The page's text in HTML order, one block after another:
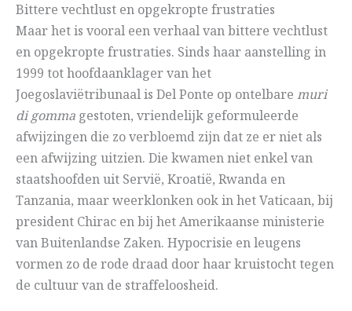
Bittere vechtlust en opgekropte frustraties
Maar het is vooral een verhaal van bittere vechtlust
en opgekropte frustraties. Sinds haar aanstelling in
1999 tot hoofdaanklager van het
Joegoslaviëtribunaal is Del Ponte op ontelbare muri
di gomma gestoten, vriendelijk geformuleerde
afwijzingen die zo verbloemd zijn dat ze er niet als
een afwijzing uitzien. Die kwamen niet enkel van
staatshoofden uit Servië, Kroatië, Rwanda en
Tanzania, maar weerklonken ook in het Vaticaan, bij
president Chirac en bij het Amerikaanse ministerie
van Buitenlandse Zaken. Hypocrisie en leugens
vormen zo de rode draad door haar kruistocht tegen
de cultuur van de straffeloosheid.